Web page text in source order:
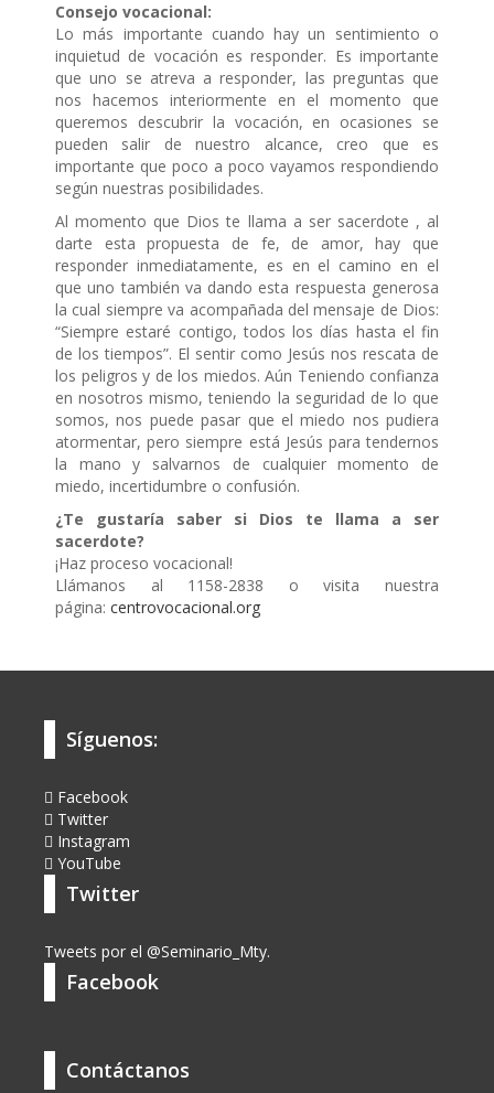
Consejo vocacional:
Lo más importante cuando hay un sentimiento o
inquietud de vocación es responder. Es importante
que uno se atreva a responder, las preguntas que
nos hacemos interiormente en el momento que
queremos descubrir la vocación, en ocasiones se
pueden salir de nuestro alcance, creo que es
importante que poco a poco vayamos respondiendo
según nuestras posibilidades.
Al momento que Dios te llama a ser sacerdote , al
darte esta propuesta de fe, de amor, hay que
responder inmediatamente, es en el camino en el
que uno también va dando esta respuesta generosa
la cual siempre va acompañada del mensaje de Dios:
“Siempre estaré contigo, todos los días hasta el fin
de los tiempos”. El sentir como Jesús nos rescata de
los peligros y de los miedos. Aún Teniendo confianza
en nosotros mismo, teniendo la seguridad de lo que
somos, nos puede pasar que el miedo nos pudiera
atormentar, pero siempre está Jesús para tendernos
la mano y salvarnos de cualquier momento de
miedo, incertidumbre o confusión.
¿Te gustaría saber si Dios te llama a ser
sacerdote?
¡Haz proceso vocacional!
Llámanos al 1158-2838 o visita nuestra
página: centrovocacional.org
Síguenos:
Facebook
Twitter
Instagram
YouTube
Twitter
Tweets por el @Seminario_Mty.
Facebook
Contáctanos